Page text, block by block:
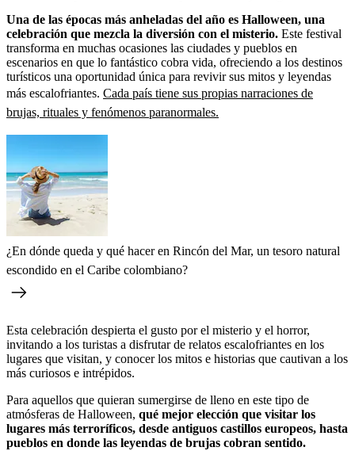
Una de las épocas más anheladas del año es Halloween, una
celebración que mezcla la diversión con el misterio. Este festival
transforma en muchas ocasiones las ciudades y pueblos en
escenarios en que lo fantástico cobra vida, ofreciendo a los destinos
turísticos una oportunidad única para revivir sus mitos y leyendas
más escalofriantes. Cada país tiene sus propias narraciones de
brujas, rituales y fenómenos paranormales.
¿En dónde queda y qué hacer en Rincón del Mar, un tesoro natural
escondido en el Caribe colombiano?
Esta celebración despierta el gusto por el misterio y el horror,
invitando a los turistas a disfrutar de relatos escalofriantes en los
lugares que visitan, y conocer los mitos e historias que cautivan a los
más curiosos e intrépidos.
Para aquellos que quieran sumergirse de lleno en este tipo de
atmósferas de Halloween, qué mejor elección que visitar los
lugares más terroríficos, desde antiguos castillos europeos, hasta
pueblos en donde las leyendas de brujas cobran sentido.